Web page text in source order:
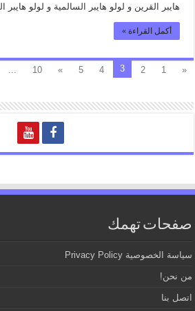
هايبر القرين و لولو هايبر السالمية و لولو هايبر
أكمل القراءة »
«
1
2
3
4
5
»
10
صفحات تهمك
سياسة الخصوصية Privacy Policy
من نحن!
اتصل بنا